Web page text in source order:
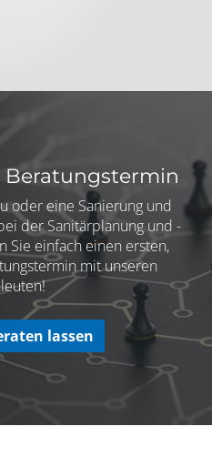
oder eine Sanierung und
der Sanitärplanung und -
Sie einfach einen ersten,
mit unseren
lassen